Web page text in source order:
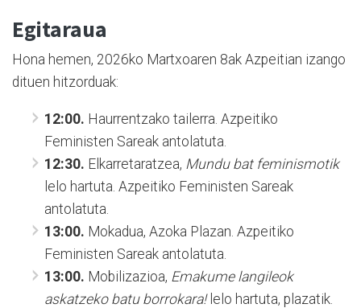
Egitaraua
Hona hemen, 2026ko Martxoaren 8ak Azpeitian izango
dituen hitzorduak:
12:00. Haurrentzako tailerra. Azpeitiko
Feministen Sareak antolatuta.
12:30. Elkarretaratzea, Mundu bat feminismotik
lelo hartuta. Azpeitiko Feministen Sareak
antolatuta.
13:00. Mokadua, Azoka Plazan. Azpeitiko
Feministen Sareak antolatuta.
13:00. Mobilizazioa, Emakume langileok
askatzeko batu borrokara!lelo hartuta, plazatik.